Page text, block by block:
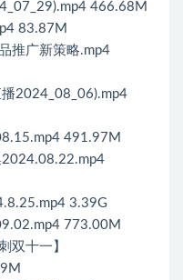
466.68M
83.87M
推广新策略.mp4
2024_08_06).mp4
491.97M
3.39G
773.00M
双十一】